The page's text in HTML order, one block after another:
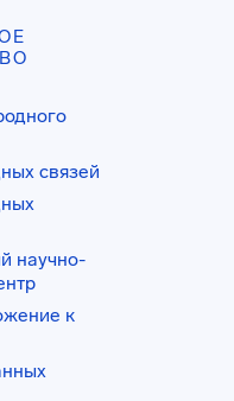
связей
научно-
к